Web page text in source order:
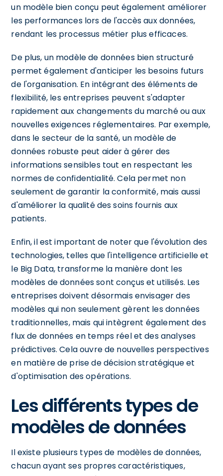
un modèle bien conçu peut également améliorer
les performances lors de l'accès aux données,
rendant les processus métier plus efficaces.
De plus, un modèle de données bien structuré
permet également d'anticiper les besoins futurs
de l'organisation. En intégrant des éléments de
flexibilité, les entreprises peuvent s'adapter
rapidement aux changements du marché ou aux
nouvelles exigences réglementaires. Par exemple,
dans le secteur de la santé, un modèle de
données robuste peut aider à gérer des
informations sensibles tout en respectant les
normes de confidentialité. Cela permet non
seulement de garantir la conformité, mais aussi
d'améliorer la qualité des soins fournis aux
patients.
Enfin, il est important de noter que l'évolution des
technologies, telles que l'intelligence artificielle et
le Big Data, transforme la manière dont les
modèles de données sont conçus et utilisés. Les
entreprises doivent désormais envisager des
modèles qui non seulement gèrent les données
traditionnelles, mais qui intègrent également des
flux de données en temps réel et des analyses
prédictives. Cela ouvre de nouvelles perspectives
en matière de prise de décision stratégique et
d'optimisation des opérations.
Les différents types de
modèles de données
Il existe plusieurs types de modèles de données,
chacun ayant ses propres caractéristiques,